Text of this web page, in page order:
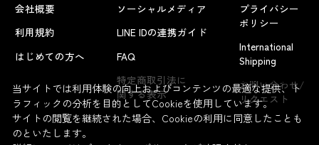
よくあるお問い合わせ
会社概要
利用規約
はじめての方へ
ソーシャルメディア
LINE IDの連携ガイド
FAQ
特定商取引法に
関する表示
プライバシー
ポリシー
International
Shipping
お問い合わせ/
リクエスト
当サイトでは利用体験の向上およびコンテンツの最適な提供、ト
ラフィックの分析を目的としてCookieを使用しています。
サイトの閲覧を継続された場合、Cookieの利用に同意したことも
のといたします。